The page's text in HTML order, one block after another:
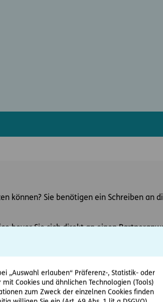
„Auswahl erlauben“ Präferenz-, Statistik- oder
Cookies und ähnlichen Technologien (Tools)
zum Zweck der einzelnen Cookies finden
können? Sie benötigen ein Schreiben an
bevor Sie sich direkt an einen